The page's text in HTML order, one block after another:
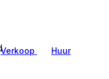
Verkoop
Huur